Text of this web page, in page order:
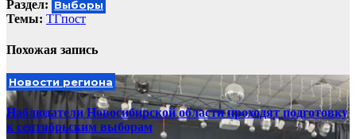
Раздел: Выборы
Темы: ТГпост
Похожая запись
Новости региона
Наблюдатели Новосибирской области проходят подготовку
к сентябрьским выборам